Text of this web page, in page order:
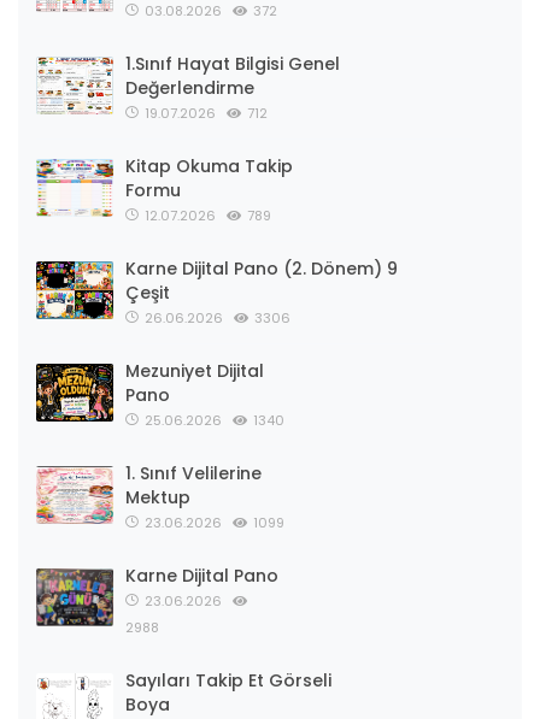
03.08.2026 372
1.Sınıf Hayat Bilgisi Genel
Değerlendirme
19.07.2026 712
Kitap Okuma Takip
Formu
12.07.2026 789
Karne Dijital Pano (2. Dönem) 9
Çeşit
26.06.2026 3306
Mezuniyet Dijital
Pano
25.06.2026 1340
1. Sınıf Velilerine
Mektup
23.06.2026 1099
Karne Dijital Pano
23.06.2026
2988
Sayıları Takip Et Görseli
Boya